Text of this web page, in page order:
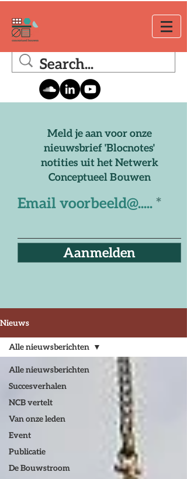
Meld je aan voor onze
nieuwsbrief 'Blocnotes'
notities uit het Netwerk
Conceptueel Bouwen
Email voorbeeld@.....
Aanmelden
Nieuws
Alle nieuwsberichten
Succesverhalen
NCB vertelt
Van onze leden
Event
Publicatie
De Bouwstroom
Alle nieuwsberichten